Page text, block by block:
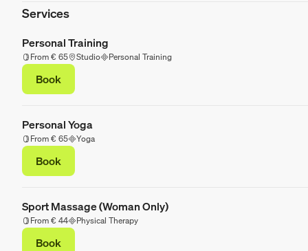
Services
Personal Training
From € 65 Studio Personal Training
Book
Personal Yoga
From € 65 Yoga
Book
Sport Massage (Woman Only)
From € 44 Physical Therapy
Book